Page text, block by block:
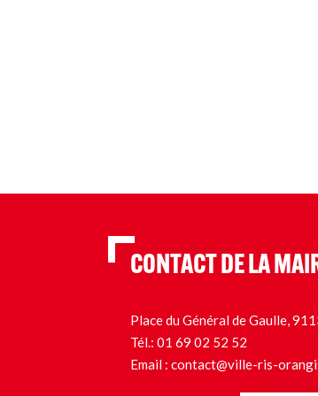
CONTACT DE LA
Place du Général de Gaulle,
Tél.: 01 69 02 52 52
Email : contact@ville-ris-